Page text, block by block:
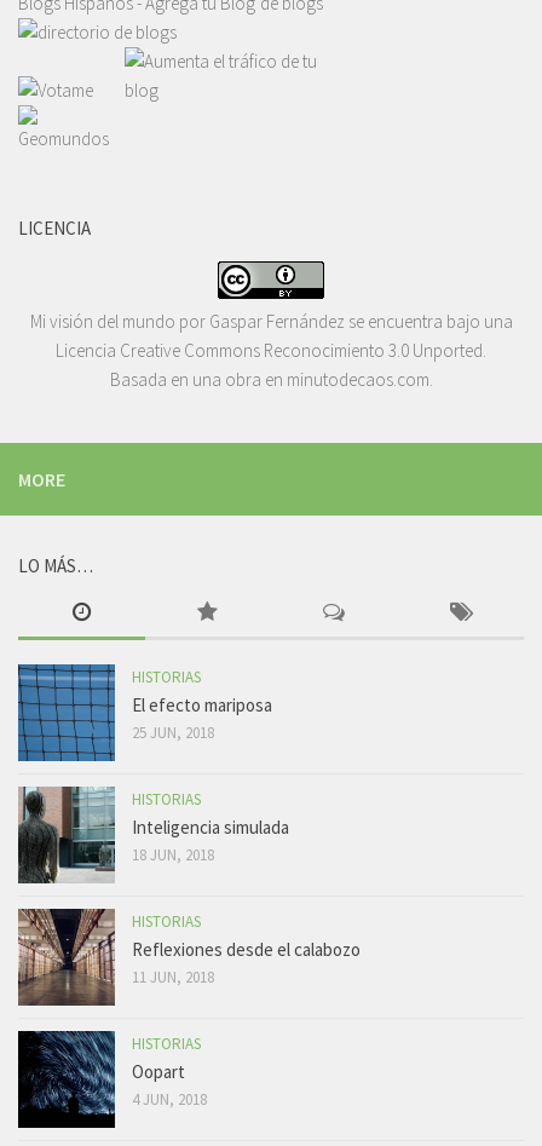
LICENCIA
Mi visión del mundo por Gaspar Fernández se encuentra bajo una
Licencia Creative Commons Reconocimiento 3.0 Unported.
Basada en una obra en minutodecaos.com.
MORE
LO MÁS…
HISTORIAS
El efecto mariposa
25 JUN, 2018
HISTORIAS
Inteligencia simulada
18 JUN, 2018
HISTORIAS
Reflexiones desde el calabozo
11 JUN, 2018
HISTORIAS
Oopart
4 JUN, 2018